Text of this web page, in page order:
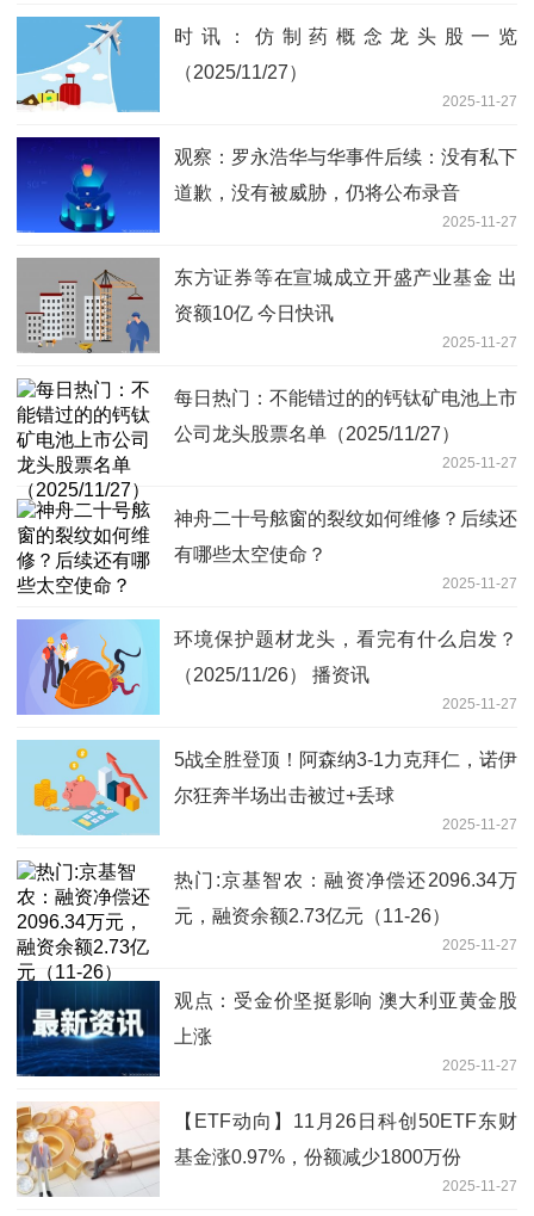
时讯：仿制药概念龙头股一览
（2025/11/27）
2025-11-27
观察：罗永浩华与华事件后续：没有私下
道歉，没有被威胁，仍将公布录音
2025-11-27
东方证券等在宣城成立开盛产业基金 出
资额10亿 今日快讯
2025-11-27
每日热门：不能错过的的钙钛矿电池上市
公司龙头股票名单（2025/11/27）
2025-11-27
神舟二十号舷窗的裂纹如何维修？后续还
有哪些太空使命？
2025-11-27
环境保护题材龙头，看完有什么启发？
（2025/11/26） 播资讯
2025-11-27
5战全胜登顶！阿森纳3-1力克拜仁，诺伊
尔狂奔半场出击被过+丢球
2025-11-27
热门:京基智农：融资净偿还2096.34万
元，融资余额2.73亿元（11-26）
2025-11-27
观点：受金价坚挺影响 澳大利亚黄金股
上涨
2025-11-27
【ETF动向】11月26日科创50ETF东财
基金涨0.97%，份额减少1800万份
2025-11-27